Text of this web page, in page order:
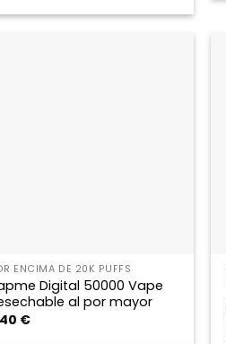
ENCIMA DE 20K PUFFS
Digital 50000 Vape
al por mayor
€